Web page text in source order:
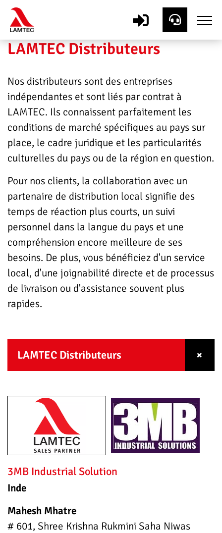
LAMTEC Distributeurs
Nos distributeurs sont des entreprises
indépendantes et sont liés par contrat à
LAMTEC. Ils connaissent parfaitement les
conditions de marché spécifiques au pays sur
place, le cadre juridique et les particularités
culturelles du pays ou de la région en question.
Pour nos clients, la collaboration avec un
partenaire de distribution local signifie des
temps de réaction plus courts, un suivi
personnel dans la langue du pays et une
compréhension encore meilleure de ses
besoins. De plus, vous bénéficiez d'un service
local, d'une joignabilité directe et de processus
de livraison ou d'assistance souvent plus
rapides.
LAMTEC Distributeurs
3MB Industrial Solution
Inde
Mahesh Mhatre
# 601, Shree Krishna Rukmini Saha Niwas